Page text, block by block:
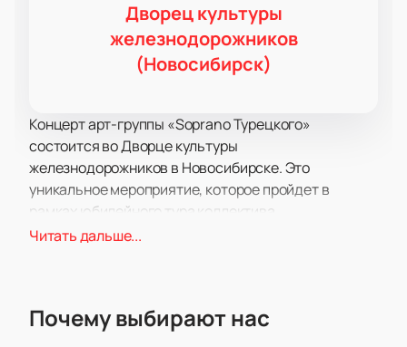
Дворец культуры
железнодорожников
(Новосибирск)
Концерт арт-группы «Soprano Турецкого»
состоится во Дворце культуры
железнодорожников в Новосибирске. Это
уникальное мероприятие, которое пройдет в
рамках юбилейного тура коллектива,
посвященного их 15-летию.
ослепительными образами, живым общением и
Читать дальше...
Почему выбирают нас